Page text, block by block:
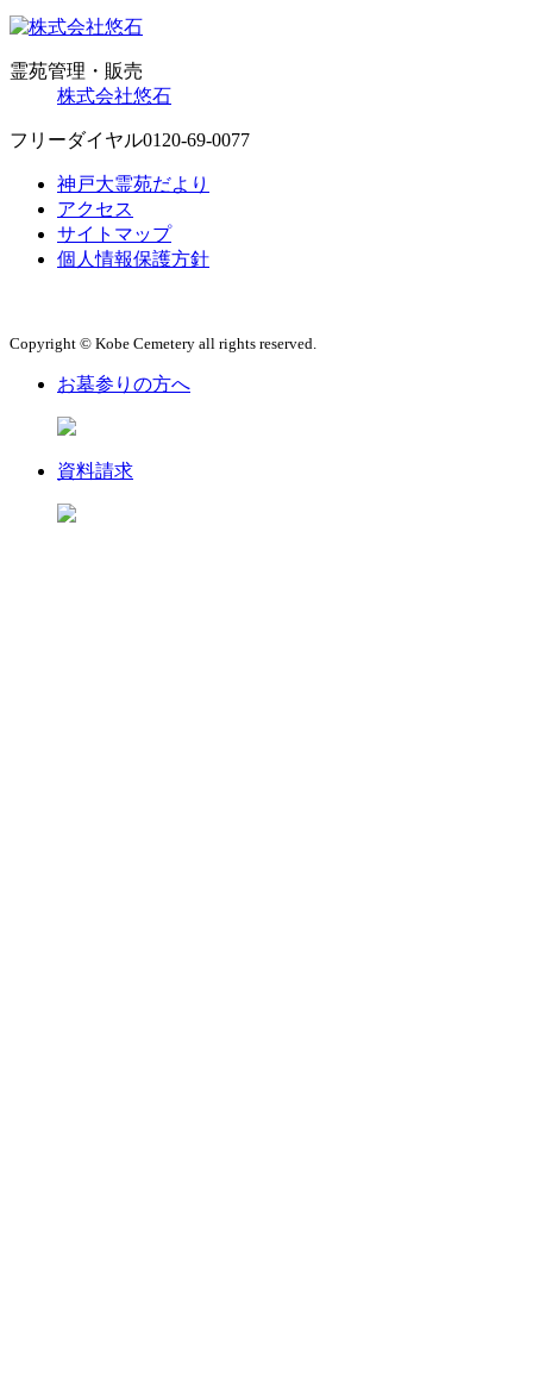
霊苑管理・販売
株式会社悠石
フリーダイヤル0120-69-0077
神戸大霊苑だより
アクセス
サイトマップ
個人情報保護方針
Copyright © Kobe Cemetery all rights reserved.
お墓参りの方へ
資料請求